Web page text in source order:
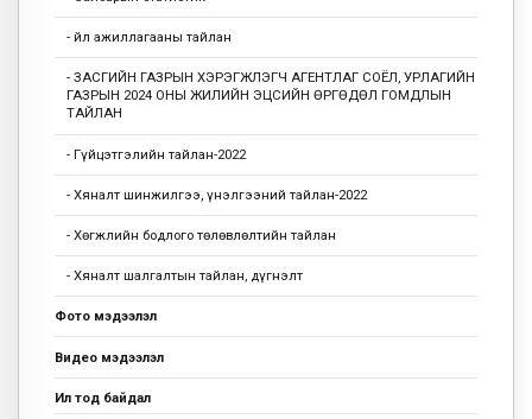
- Үйл ажиллагааны тайлан
- ЗАСГИЙН ГАЗРЫН ХЭРЭГЖҮҮЛЭГЧ АГЕНТЛАГ СОЁЛ, УРЛАГИЙН
ГАЗРЫН 2024 ОНЫ ЖИЛИЙН ЭЦСИЙН ӨРГӨДӨЛ ГОМДЛЫН
ТАЙЛАН
- Гүйцэтгэлийн тайлан-2022
- Хяналт шинжилгээ, үнэлгээний тайлан-2022
- Хөгжлийн бодлого төлөвлөлтийн тайлан
- Хяналт шалгалтын тайлан, дүгнэлт
Фото мэдээлэл
Видео мэдээлэл
Ил тод байдал